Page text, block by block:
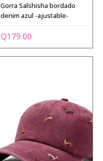
Gorra Salshisha bordado
denim azul -ajustable-
Q179.00